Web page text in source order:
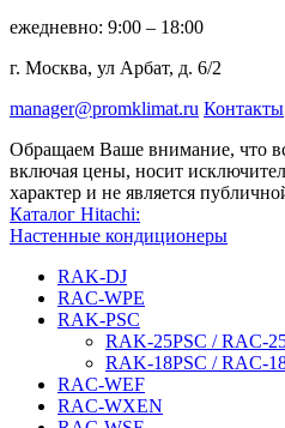
ежедневно: 9:00 – 18:00
г. Москва, ул Арбат, д. 6/2
manager@promklimat.ru Контакты
Обращаем Ваше внимание, что
включая цены, носит
характер и не является
Каталог Hitachi:
Настенные кондиционеры
RAK-DJ
RAC-WPE
RAK-PSC
RAK-25PSC / RAC-
RAK-18PSC / RAC-
RAC-WEF
RAC-WXEN